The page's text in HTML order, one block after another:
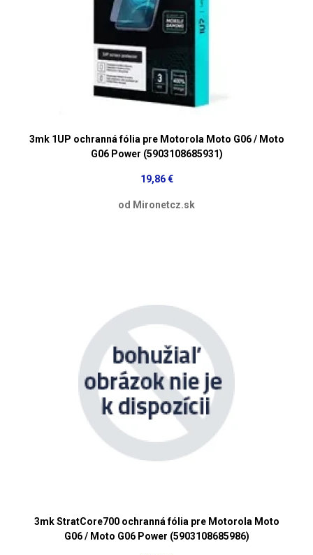
3mk 1UP ochranná fólia pre Motorola Moto G06 / Moto
G06 Power (5903108685931)
19,86 €
od Mironetcz.sk
3mk StratCore700 ochranná fólia pre Motorola Moto
G06 / Moto G06 Power (5903108685986)